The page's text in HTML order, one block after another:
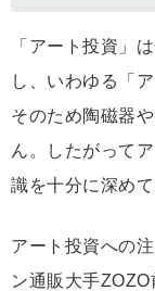
「アート投資」
し、いわゆる「
そのため陶磁器
ん。したがって
識を十分に深め
アート投資への
ン通販大手